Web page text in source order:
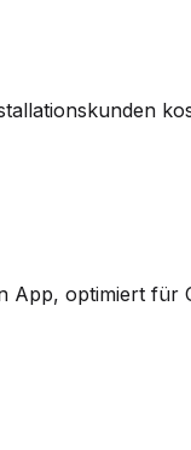
App, optimiert für